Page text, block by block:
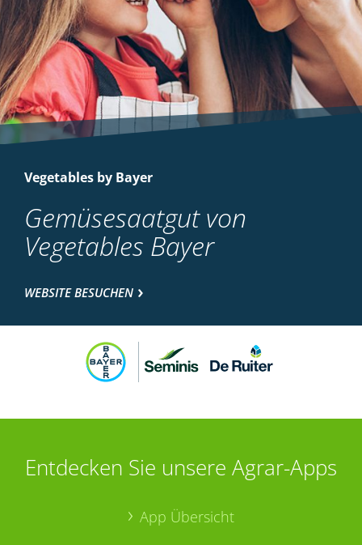
Vegetables by Bayer
Gemüsesaatgut von
Vegetables Bayer
WEBSITE BESUCHEN
Entdecken Sie unsere Agrar-Apps
App Übersicht